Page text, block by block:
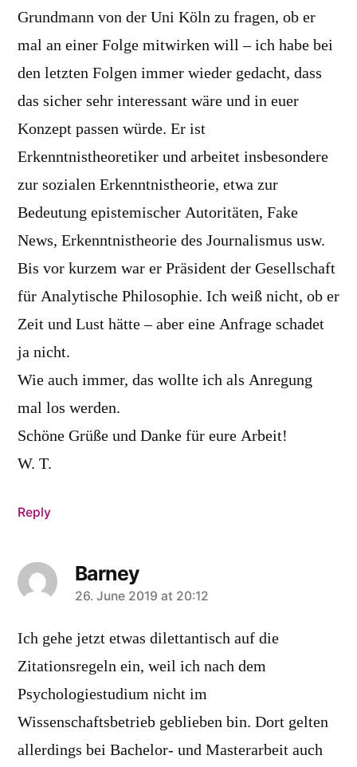
Grundmann von der Uni Köln zu fragen, ob er
mal an einer Folge mitwirken will – ich habe bei
den letzten Folgen immer wieder gedacht, dass
das sicher sehr interessant wäre und in euer
Konzept passen würde. Er ist
Erkenntnistheoretiker und arbeitet insbesondere
zur sozialen Erkenntnistheorie, etwa zur
Bedeutung epistemischer Autoritäten, Fake
News, Erkenntnistheorie des Journalismus usw.
Bis vor kurzem war er Präsident der Gesellschaft
für Analytische Philosophie. Ich weiß nicht, ob er
Zeit und Lust hätte – aber eine Anfrage schadet
ja nicht.
Wie auch immer, das wollte ich als Anregung
mal los werden.
Schöne Grüße und Danke für eure Arbeit!
W. T.
Reply
Barney
says:
26. June 2019 at 20:12
Ich gehe jetzt etwas dilettantisch auf die
Zitationsregeln ein, weil ich nach dem
Psychologiestudium nicht im
Wissenschaftsbetrieb geblieben bin. Dort gelten
allerdings bei Bachelor- und Masterarbeit auch